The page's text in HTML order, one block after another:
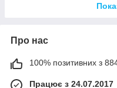
Про нас
100% позитивних з 884
Працює з 24.07.2017